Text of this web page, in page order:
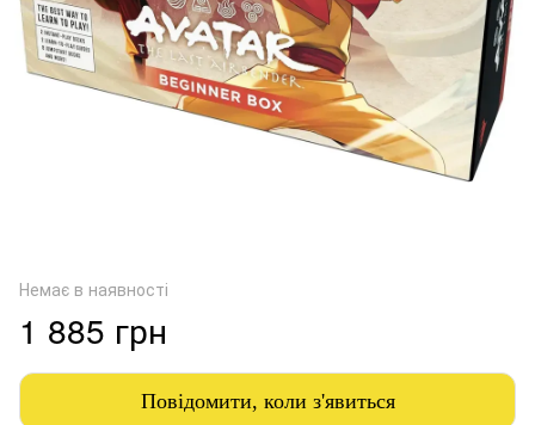
Немає в наявності
1 885 грн
Повідомити, коли з'явиться